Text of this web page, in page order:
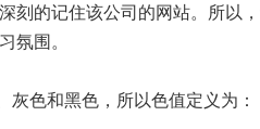
刻的记住该公司的网站。所以
氛围。
色和黑色，所以色值定义为：